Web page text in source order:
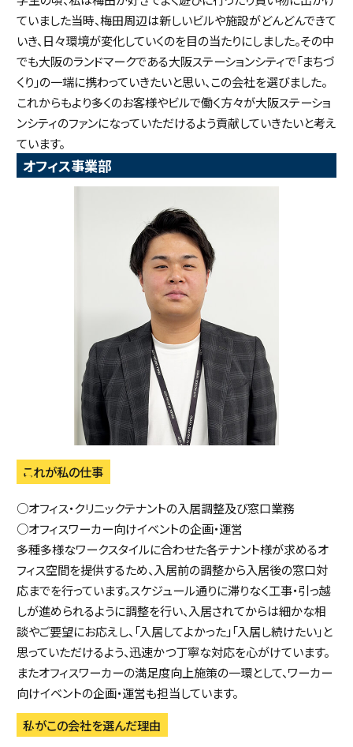
ていました当時、梅田周辺は新しいビルや施設がどんどんできて
いき、日々環境が変化していくのを目の当たりにしました。その中
でも大阪のランドマークである大阪ステーションシティで「まちづ
くり」の一端に携わっていきたいと思い、この会社を選びました。
これからもより多くのお客様やビルで働く方々が大阪ステーショ
ンシティのファンになっていただけるよう貢献していきたいと考え
ています。
オフィス事業部
これが私の仕事
○オフィス・クリニックテナントの入居調整及び窓口業務
○オフィスワーカー向けイベントの企画・運営
多種多様なワークスタイルに合わせた各テナント様が求めるオ
フィス空間を提供するため、入居前の調整から入居後の窓口対
応までを行っています。スケジュール通りに滞りなく工事・引っ越
しが進められるように調整を行い、入居されてからは細かな相
談やご要望にお応えし、「入居してよかった」「入居し続けたい」と
思っていただけるよう、迅速かつ丁寧な対応を心がけています。
またオフィスワーカーの満足度向上施策の一環として、ワーカー
向けイベントの企画・運営も担当しています。
私がこの会社を選んだ理由